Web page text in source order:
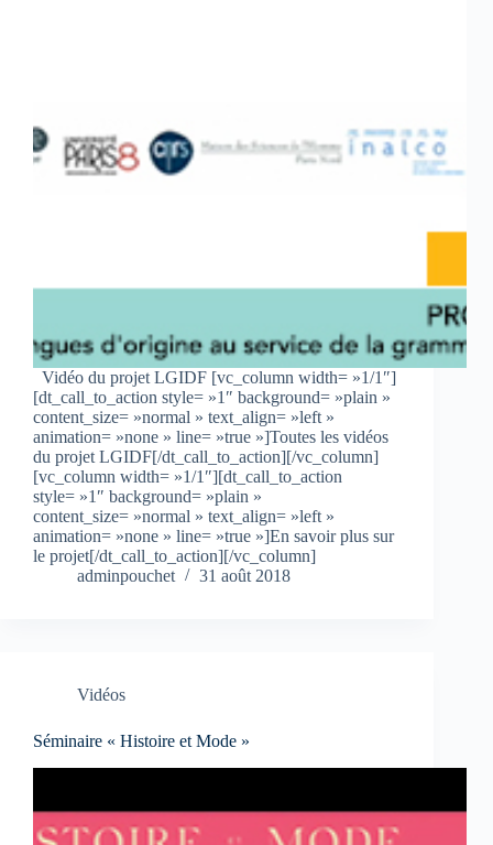
Vidéo du projet LGIDF [vc_column width= »1/1″]
[dt_call_to_action style= »1″ background= »plain »
content_size= »normal » text_align= »left »
animation= »none » line= »true »]Toutes les vidéos
du projet LGIDF[/dt_call_to_action][/vc_column]
[vc_column width= »1/1″][dt_call_to_action
style= »1″ background= »plain »
content_size= »normal » text_align= »left »
animation= »none » line= »true »]En savoir plus sur
le projet[/dt_call_to_action][/vc_column]
adminpouchet
31 août 2018
Vidéos
Séminaire « Histoire et Mode »